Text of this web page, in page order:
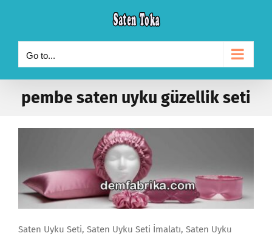
content
Go to...
pembe saten uyku güzellik seti
Saten Uyku Seti, Saten Uyku Seti İmalatı, Saten Uyku